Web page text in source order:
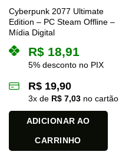
Cyberpunk 2077 Ultimate
Edition – PC Steam Offline –
Mídia Digital
R$18,91
5% desconto no PIX
R$19,90
3x de R$7,03no cartão
ADICIONAR AO
CARRINHO